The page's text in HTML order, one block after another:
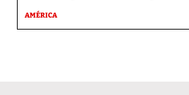
AMÉRICA